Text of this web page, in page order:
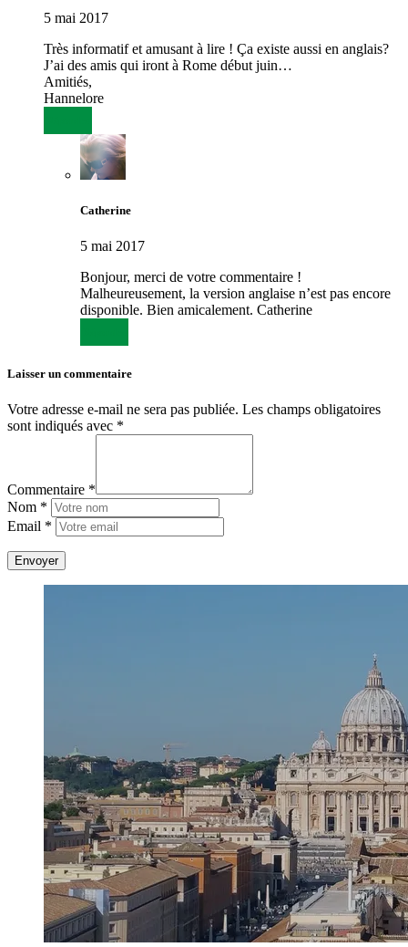
5 mai 2017
Très informatif et amusant à lire ! Ça existe aussi en anglais?
J’ai des amis qui iront à Rome début juin…
Amitiés,
Hannelore
Catherine
5 mai 2017
Bonjour, merci de votre commentaire !
Malheureusement, la version anglaise n’est pas encore
disponible. Bien amicalement. Catherine
Laisser un commentaire
Votre adresse e-mail ne sera pas publiée. Les champs obligatoires
sont indiqués avec *
Commentaire *
Nom *
Email *